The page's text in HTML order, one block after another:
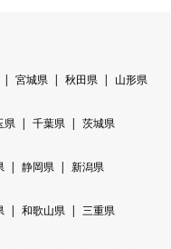
宮城県 秋田県
山形県
県 千葉県
茨城県
静岡県
新潟県
和歌山県
三重県